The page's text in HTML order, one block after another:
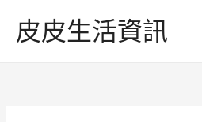
皮皮生活資訊